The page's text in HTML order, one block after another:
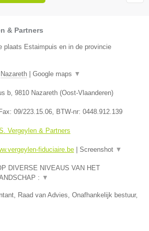
& Partners
plaats Estaimpuis en in de provincie
Nazareth | Google maps ▼
b 9810 Nazareth (Oost-Vlaanderen)
Fax: 09/223.15.06 , BTW-nr: 0448.912.139
Vergeylen & Partners
fiduciaire.be | Screenshot ▼
DIVERSE NIVEAUS VAN HET
: ▼
Raad van Advies, Onafhankelijk bestuur,